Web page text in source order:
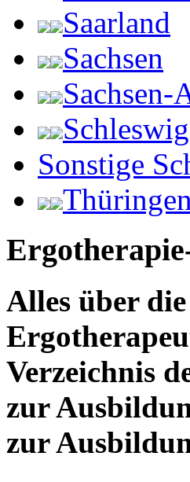
Saarland
Sachsen
Sachsen-
Sonstige
Thüringen
Alles über
Verzeichnis
zur
zur